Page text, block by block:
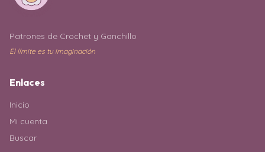
Patrones de Crochet y Ganchillo
El límite es tu imaginación
Enlaces
Inicio
Mi cuenta
Buscar